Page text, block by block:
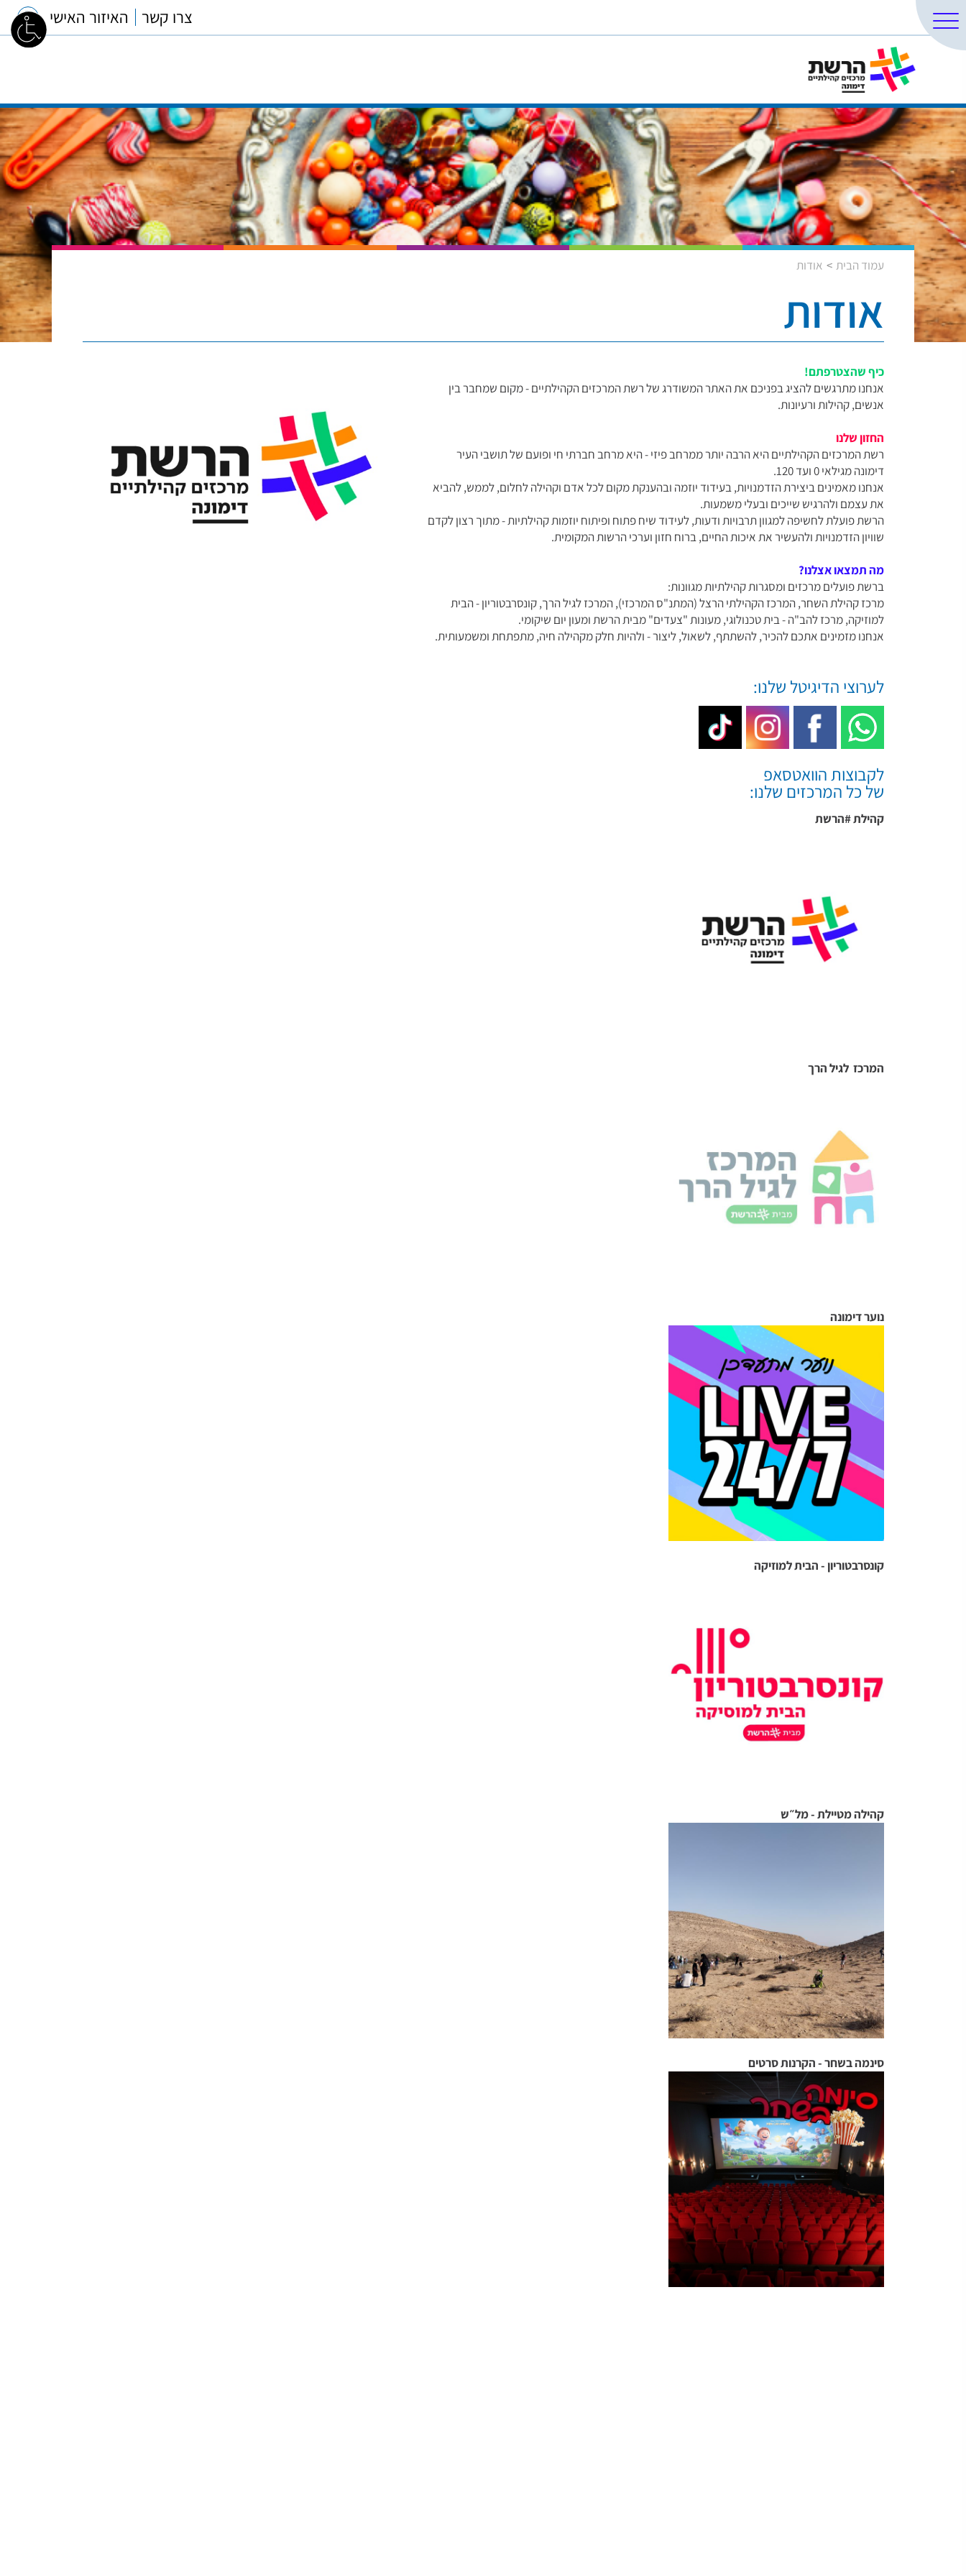
צרו קשר האיזור האישי
עמוד הבית אודות
אודות
כיף שהצטרפתם!
אנחנו מתרגשים להציג בפניכם את האתר המשודרג של רשת המרכזים הקהילתיים - מקום שמחבר בין
אנשים, קהילות ורעיונות.
החזון שלנו
רשת המרכזים הקהילתיים היא הרבה יותר ממרחב פיזי - היא מרחב חברתי חי ופועם של תושבי העיר
דימונה מגילאי 0 ועד 120.
אנחנו מאמינים ביצירת הזדמנויות, בעידוד יוזמה ובהענקת מקום לכל אדם וקהילה לחלום, לממש, להביא
את עצמם ולהרגיש שייכים ובעלי משמעות.
הרשת פועלת לחשיפה למגוון תרבויות ודעות, לעידוד שיח פתוח ופיתוח יוזמות קהילתיות - מתוך רצון לקדם
שוויון הזדמנויות ולהעשיר את איכות החיים, ברוח חזון וערכי הרשות המקומית.
מה תמצאו אצלנו?
ברשת פועלים מרכזים ומסגרות קהילתיות מגוונות:
מרכז קהילת השחר, המרכז הקהילתי הרצל (המתנ"ס המרכזי), המרכז לגיל הרך, קונסרבטוריון - הבית
למוזיקה, מרכז להב"ה - בית טכנולוגי, מעונות "צעדים" מבית הרשת ומעון יום שיקומי.
אנחנו מזמינים אתכם להכיר, להשתתף, לשאול, ליצור - ולהיות חלק מקהילה חיה, מתפתחת ומשמעותית.
לערוצי הדיגיטל שלנו:
לקבוצות הוואטסאפ
של כל המרכזים שלנו:
קהילת #הרשת
המרכז לגיל הרך
נוער דימונה
קונסרבטוריון - הבית למוזיקה
קהילה מטיילת - מל״ש
סינמה בשחר - הקרנות סרטים